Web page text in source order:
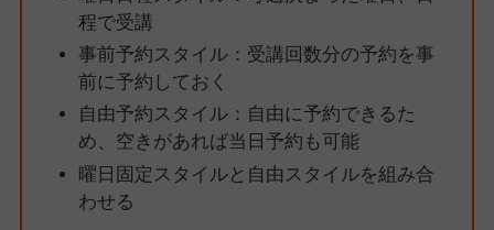
程で受講
事前予約スタイル：受講回数分の予約を事
前に予約しておく
自由予約スタイル：自由に予約できるた
め、空きがあれば当日予約も可能
曜日固定スタイルと自由スタイルを組み合
わせる